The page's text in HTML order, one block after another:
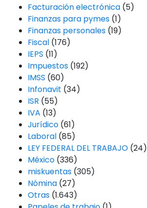
Facturación electrónica(5)
Finanzas para pymes(1)
Finanzas personales(19)
Fiscal(176)
IEPS (11)
Impuestos(192)
IMSS (60)
Infonavit (34)
ISR (55)
IVA (13)
Jurídico(61)
Laboral(85)
LEY FEDERAL DEL TRABAJO(24)
México(336)
miskuentas(305)
Nómina(27)
Otras(1.643)